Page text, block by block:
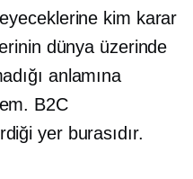
kim karar
dünya üzerinde
anlamına
B2C
yer burasıdır.